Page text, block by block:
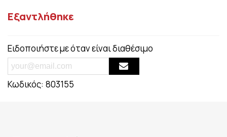
Εξαντλήθηκε
Ειδοποιήστε με όταν είναι διαθέσιμο
Κωδικός: 803155